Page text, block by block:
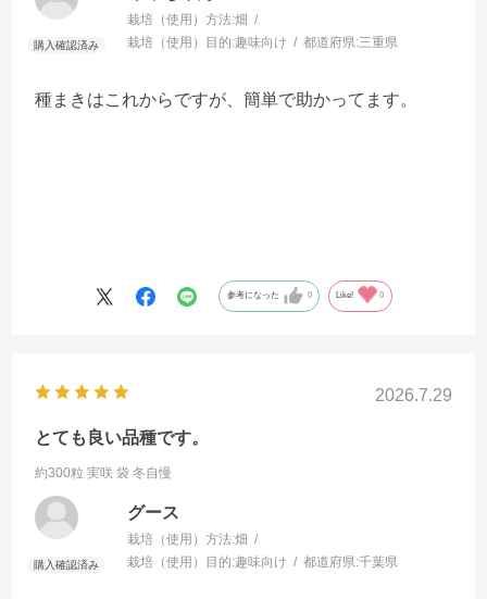
栽培（使用）方法:畑
栽培（使用）目的:趣味向け 都道府県:三重県
種まきはこれからですが、簡単で助かってます。
参考になった 0 Like! 0
2026.7.29
とても良い品種です。
約300粒 実咲 袋 冬自慢
グース
栽培（使用）方法:畑
栽培（使用）目的:趣味向け 都道府県:千葉県